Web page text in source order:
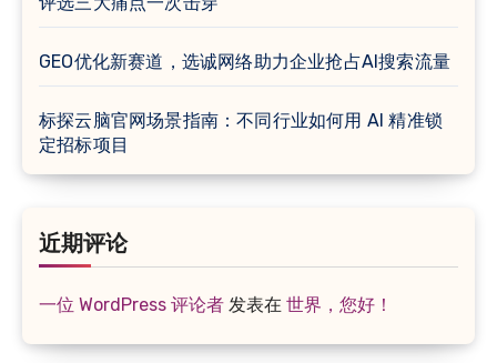
GEO优化新赛道，选诚网络助力企业抢占AI搜索流量
标探云脑官网场景指南：不同行业如何用 AI 精准锁
定招标项目
近期评论
一位 WordPress 评论者 发表在 世界，您好！